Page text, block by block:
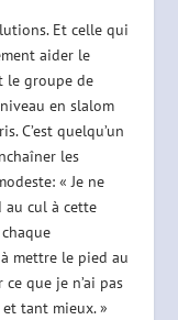
Et celle qui
aider le
le groupe de
en slalom
C’est quelqu’un
les
« Je ne
au cul à cette
mettre le pied au
que je n’ai pas
tant mieux. »